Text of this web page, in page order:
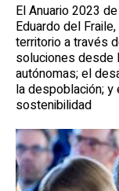
El Anuario 2023
Eduardo del
territorio a través
soluciones desde
autónomas; el
la despoblación;
sostenibilidad